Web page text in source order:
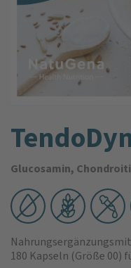
Glucosamin,
180 Kapseln (Größe 00)